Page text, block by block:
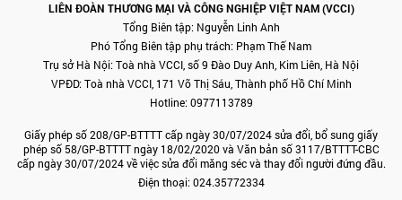
LIÊN ĐOÀN THƯƠNG MẠI VÀ CÔNG NGHIỆP VIỆT NAM (VCCI)
Tổng Biên tập: Nguyễn Linh Anh
Phó Tổng Biên tập phụ trách: Phạm Thế Nam
Trụ sở Hà Nội: Toà nhà VCCI, số 9 Đào Duy Anh, Kim Liên, Hà Nội
VPĐD: Toà nhà VCCI, 171 Võ Thị Sáu, Thành phố Hồ Chí Minh
Hotline: 0977113789
Giấy phép số 208/GP-BTTTT cấp ngày 30/07/2024 sửa đổi, bổ sung giấy
phép số 58/GP-BTTTT ngày 18/02/2020 và Văn bản số 3117/BTTTT-CBC
cấp ngày 30/07/2024 về việc sửa đổi măng séc và thay đổi người đứng đầu.
Điện thoại: 024.35772334